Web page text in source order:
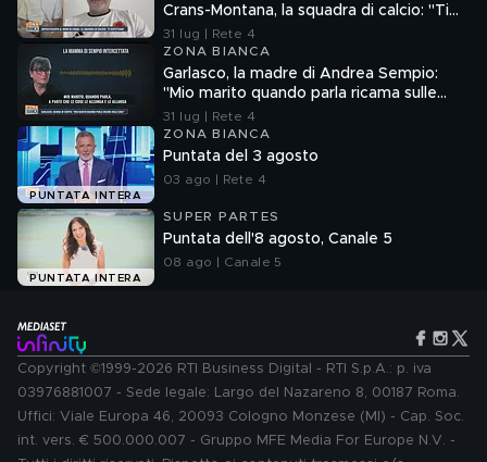
Crans-Montana, la squadra di calcio: "Ti
aspettiamo"
31 lug | Rete 4
ZONA BIANCA
Garlasco, la madre di Andrea Sempio:
"Mio marito quando parla ricama sulle
cose"
31 lug | Rete 4
PUNTATA INTERA
ZONA BIANCA
Puntata del 3 agosto
03 ago | Rete 4
PUNTATA INTERA
SUPER PARTES
Puntata dell'8 agosto, Canale 5
08 ago | Canale 5
Copyright ©1999-2026 RTI Business Digital - RTI S.p.A.: p. iva
03976881007 - Sede legale: Largo del Nazareno 8, 00187 Roma.
Uffici: Viale Europa 46, 20093 Cologno Monzese (MI) - Cap. Soc.
int. vers. € 500.000.007 - Gruppo MFE Media For Europe N.V. -